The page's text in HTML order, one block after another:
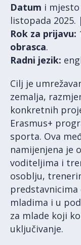
Datum i mjesto
listopada
Rok za prijavu:
obrasca.
Radni jezik:
Cilj je
zemalja,
konkretnih
Erasmus+
sporta. Ova
namijenjena je
voditeljima i
osoblju,
predstavnicima
mladima i u
za mlade koji
uključivanje.